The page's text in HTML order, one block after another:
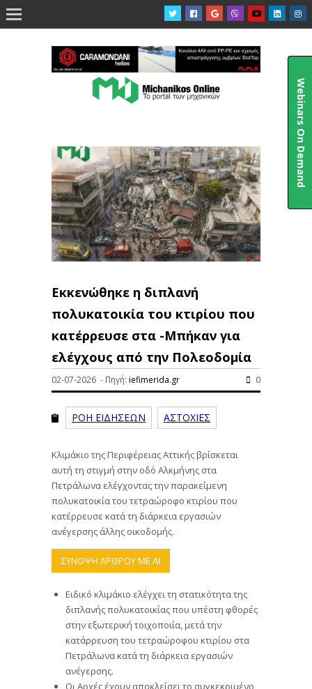

Εκκενώθηκε η διπλανή
πολυκατοικία του κτιρίου που
κατέρρευσε στα -Μπήκαν για
ελέγχους από την Πολεοδομία
02-07-2026 - Πηγή: iefimerida.gr 0
ΡΟΗ ΕΙΔΗΣΕΩΝ ΑΣΤΟΧΙΕΣ
Κλιμάκιο της Περιφέρειας Αττικής βρίσκεται
αυτή τη στιγμή στην οδό Αλκμήνης στα
Πετράλωνα ελέγχοντας την παρακείμενη
πολυκατοικία του τετραώροφο κτιρίου που
κατέρρευσε κατά τη διάρκεια εργασιών
ανέγερσης άλλης οικοδομής.
ΣΥΝΟΨΗ ΑΡΘΡΟΥ ΜΕ ΑΙ
Ειδικό κλιμάκιο ελέγχει τη στατικότητα της
διπλανής πολυκατοικίας που υπέστη φθορές
στην εξωτερική τοιχοποιία, μετά την
κατάρρευση του τετραώροφου κτιρίου στα
Πετράλωνα κατά τη διάρκεια εργασιών
ανέγερσης.
Οι Αρχές έχουν αποκλείσει το συγκεκριμένο
Webinars On Demand